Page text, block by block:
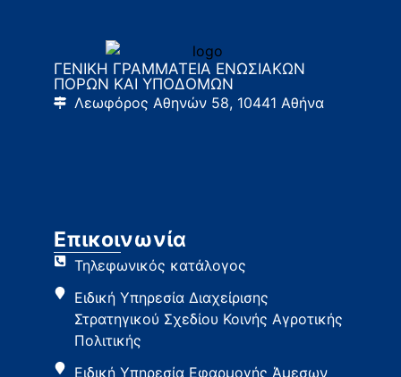
ΓΕΝΙΚΗ ΓΡΑΜΜΑΤΕΙΑ ΕΝΩΣΙΑΚΩΝ
ΠΟΡΩΝ ΚΑΙ ΥΠΟΔΟΜΩΝ
Λεωφόρος Αθηνών 58, 10441 Αθήνα
Επικοινωνία
Τηλεφωνικός κατάλογος
Ειδική Υπηρεσία Διαχείρισης
Στρατηγικού Σχεδίου Κοινής Αγροτικής
Πολιτικής
Ειδική Υπηρεσία Εφαρμογής Άμεσων